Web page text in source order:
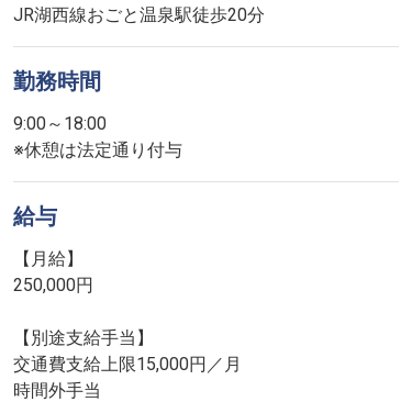
JR湖西線おごと温泉駅徒歩20分
勤務時間
9:00～18:00
※休憩は法定通り付与
給与
【月給】
250,000円
【別途支給手当】
交通費支給上限15,000円／月
時間外手当